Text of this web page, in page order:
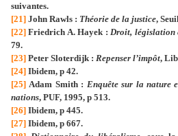
suivantes.
[21] John Rawls : Théorie de la justice,
[22] Friedrich A. Hayek :Droit, législation
79.
[23] Peter Sloterdijk : Repenser l’impôt,
[24] Ibidem, p 42.
[25] Adam Smith : Enquête sur la nature
nations, PUF, 1995, p 513.
[26] Ibidem, p 445.
[27] Ibidem, p 667.